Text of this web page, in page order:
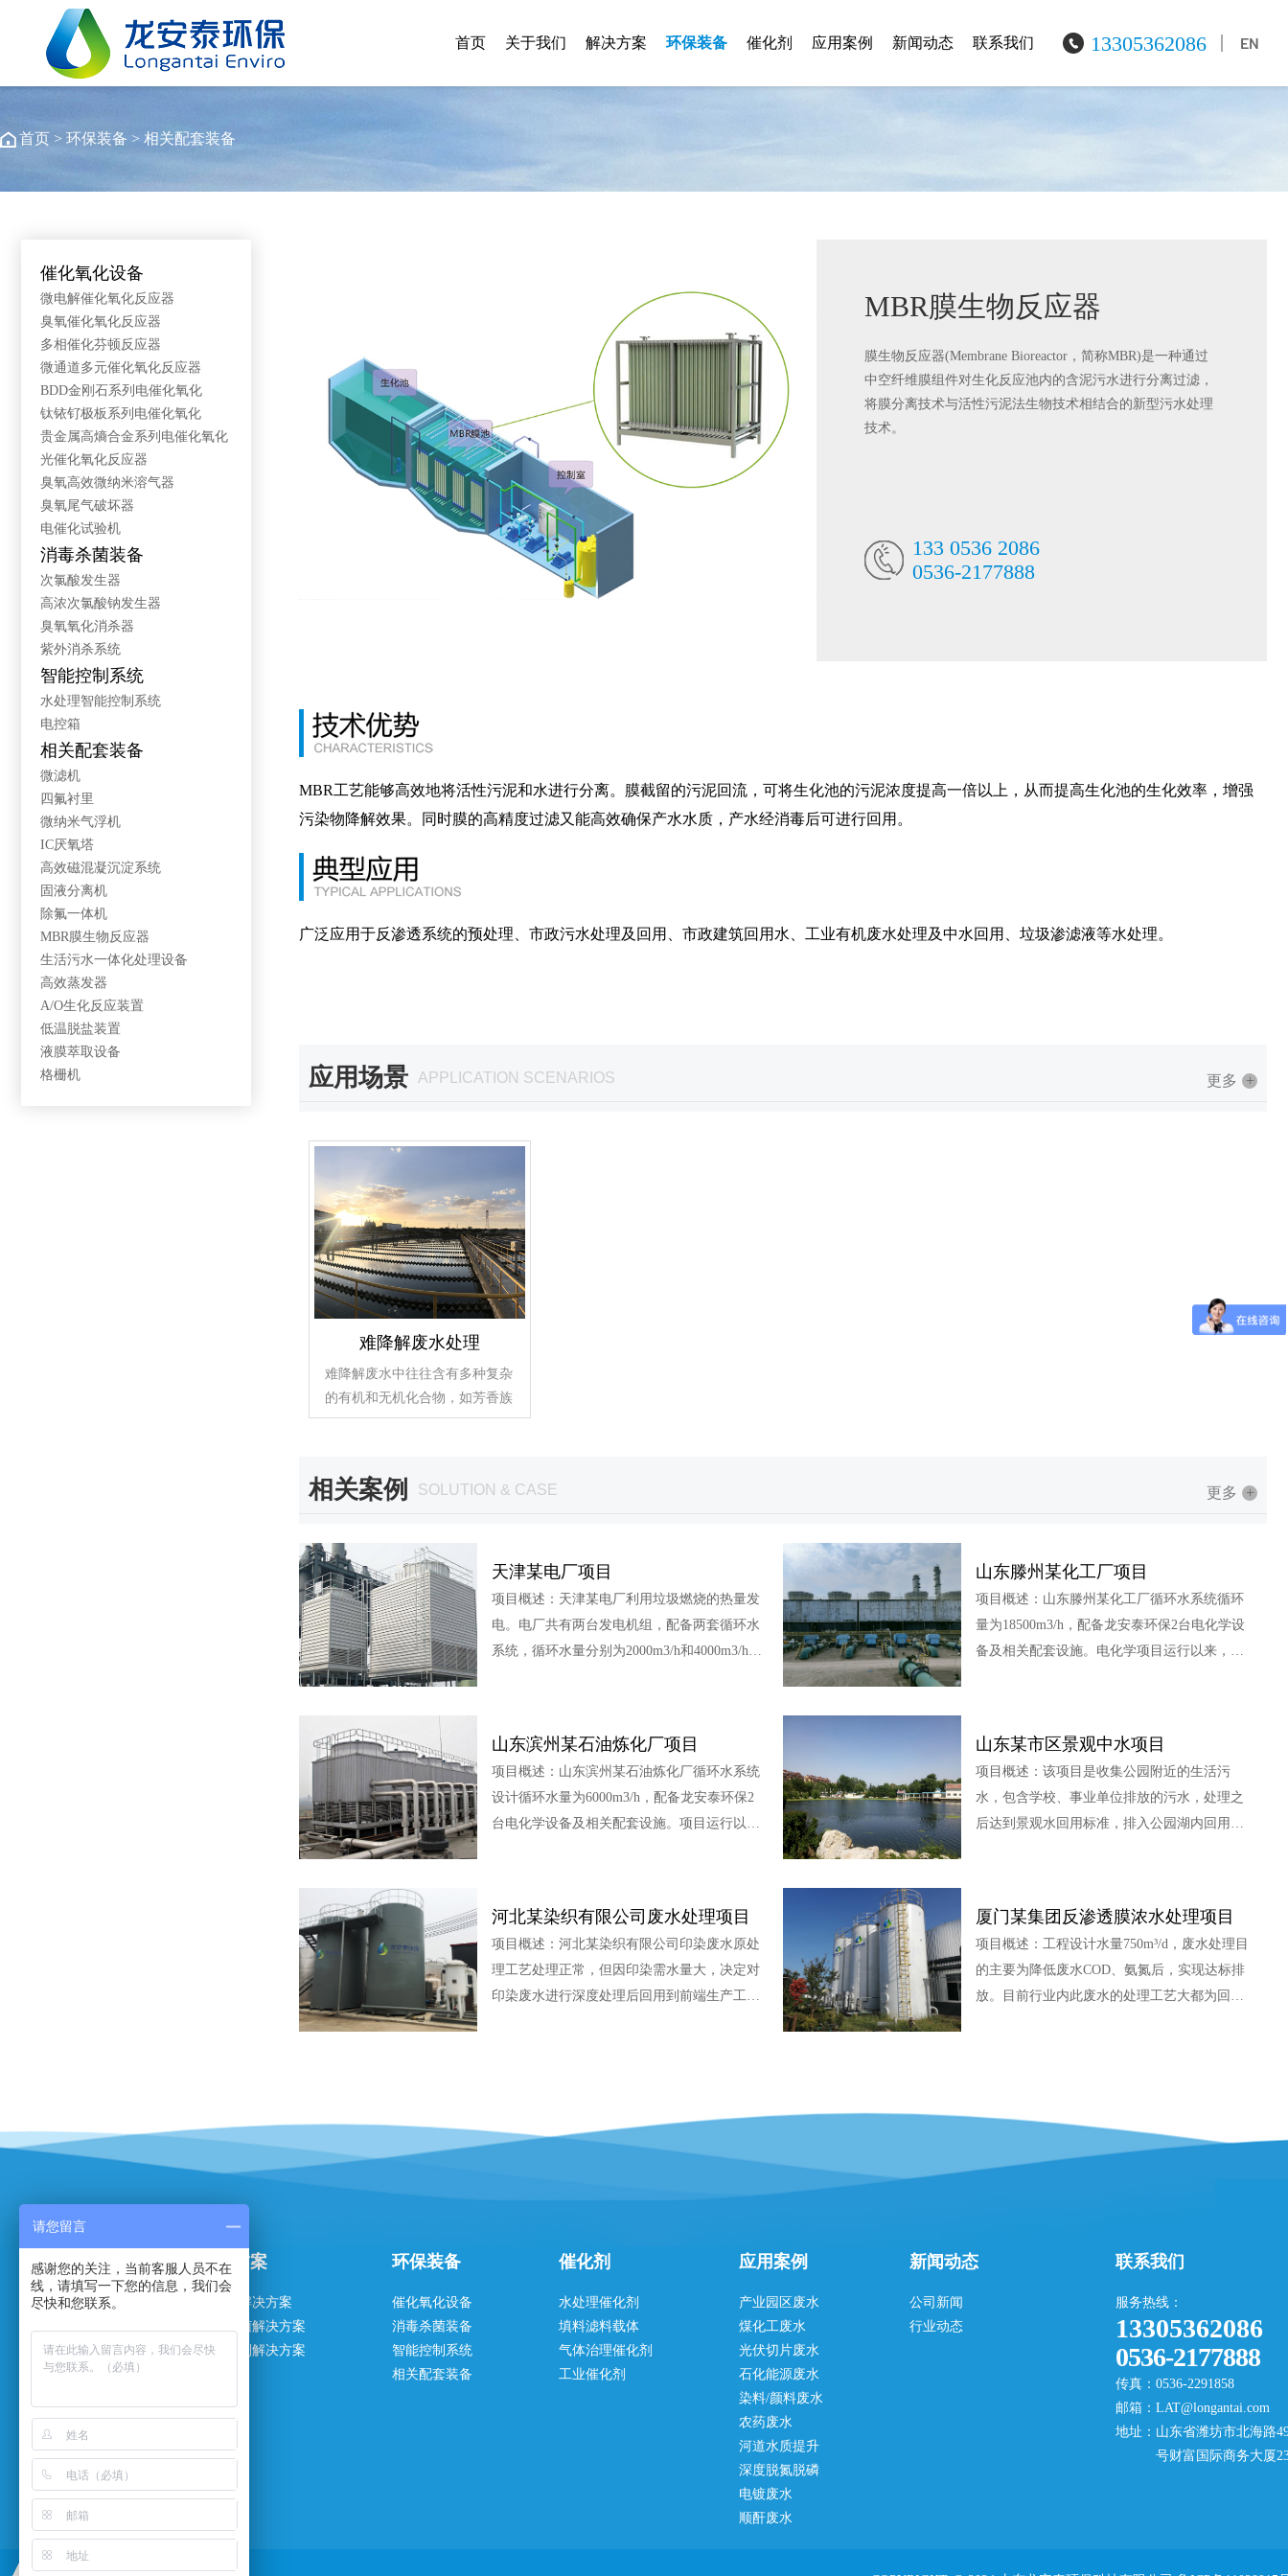
EN
13305362086
首页 关于我们 解决方案 环保装备 催化剂 应用案例 新闻动态 联系我们
首页 > 环保装备 > 相关配套装备
催化氧化设备
微电解催化氧化反应器
臭氧催化氧化反应器
多相催化芬顿反应器
微通道多元催化氧化反应器
BDD金刚石系列电催化氧化
钛铱钌极板系列电催化氧化
贵金属高熵合金系列电催化氧化
光催化氧化反应器
臭氧高效微纳米溶气器
臭氧尾气破坏器
电催化试验机
消毒杀菌装备
次氯酸发生器
高浓次氯酸钠发生器
臭氧氧化消杀器
紫外消杀系统
智能控制系统
水处理智能控制系统
电控箱
相关配套装备
微滤机
四氟衬里
微纳米气浮机
IC厌氧塔
高效磁混凝沉淀系统
固液分离机
除氟一体机
MBR膜生物反应器
生活污水一体化处理设备
高效蒸发器
A/O生化反应装置
低温脱盐装置
液膜萃取设备
格栅机
MBR膜生物反应器
膜生物反应器(Membrane Bioreactor，简称MBR)是一种通过
中空纤维膜组件对生化反应池内的含泥污水进行分离过滤，
将膜分离技术与活性污泥法生物技术相结合的新型污水处理
技术。
133 0536 2086
0536-2177888
MBR工艺能够高效地将活性污泥和水进行分离。膜截留的污泥回流，可将生化池的污泥浓度提高一倍以上，从而提高生化池的生化效率，增强
污染物降解效果。同时膜的高精度过滤又能高效确保产水水质，产水经消毒后可进行回用。
广泛应用于反渗透系统的预处理、市政污水处理及回用、市政建筑回用水、工业有机废水处理及中水回用、垃圾渗滤液等水处理。
应用场景 APPLICATION SCENARIOS 更多 +
难降解废水处理
难降解废水中往往含有多种复杂
的有机和无机化合物，如芳香族
相关案例 SOLUTION & CASE 更多 +
天津某电厂项目
项目概述：天津某电厂利用垃圾燃烧的热量发
电。电厂共有两台发电机组，配备两套循环水
系统，循环水量分别为2000m3/h和4000m3/h，
行，循环水处理效果良好，阻垢、缓蚀效果显
著。循环水水质：循环水补水为污水厂中水，
循环水系统结垢、腐蚀情况的控制难度大，绿
藻滋生严重。循环水量：6
山东滕州某化工厂项目
项目概述：山东滕州某化工厂循环水系统循环
量为18500m3/h，配备龙安泰环保2台电化学设
备及相关配套设施。电化学项目运行以来，循
垢腐蚀严重。循环水量：18500m3/h项目工
艺：电化学装置、自动除垢装置、循环系统、
监测系统、电控系统等。
山东滨州某石油炼化厂项目
项目概述：山东滨州某石油炼化厂循环水系统
设计循环水量为6000m3/h，配备龙安泰环保2
台电化学设备及相关配套设施。项目运行以
系统结垢腐蚀严重。循环水量：6000m3/h项目
工艺：电化学装置、自动除垢装置、循环系
统、监测系统、电控系统等。
山东某市区景观中水项目
项目概述：该项目是收集公园附近的生活污
水，包含学校、事业单位排放的污水，处理之
后达到景观水回用标准，排入公园湖内回用。
用标准，排入公园湖内回用。进水水量：
300m³/d项目工艺：原水→沉淀池→调节池→生
化 A/O →MBR →达标排放
河北某染织有限公司废水处理项目
项目概述：河北某染织有限公司印染废水原处
理工艺处理正常，但因印染需水量大，决定对
印染废水进行深度处理后回用到前端生产工
水量：6500m³/d项目工艺：LCO臭氧催化氧化
厦门某集团反渗透膜浓水处理项目
项目概述：工程设计水量750m³/d，废水处理目
的主要为降低废水COD、氨氮后，实现达标排
放。目前行业内此废水的处理工艺大都为回流
统有机物负荷及废水盐分负荷越来越高，因此
膜浓水的深度处理已成为焦化行业亟待解决的
关于我们
企业简介
企业实力
组织架构
企业文化
合作伙伴
联系方式
解决方案
水处理解决方案
消毒杀菌解决方案
智能控制解决方案
环保装备
催化氧化设备
消毒杀菌装备
智能控制系统
相关配套装备
催化剂
水处理催化剂
填料滤料载体
气体治理催化剂
工业催化剂
应用案例
产业园区废水
煤化工废水
光伏切片废水
石化能源废水
染料/颜料废水
农药废水
河道水质提升
深度脱氮脱磷
电镀废水
顺酐废水
新闻动态
公司新闻
行业动态
联系我们
服务热线：
13305362086
0536-2177888
传真：0536-2291858
邮箱：LAT@longantai.com
地址：山东省潍坊市北海路
号财富国际商务大厦
请您留言
感谢您的关注，当前客服人员不在
线，请填写一下您的信息，我们会
尽快和您联系。